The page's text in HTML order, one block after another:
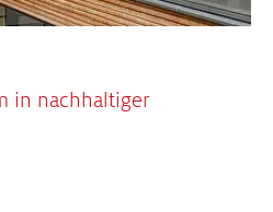
in nachhaltiger